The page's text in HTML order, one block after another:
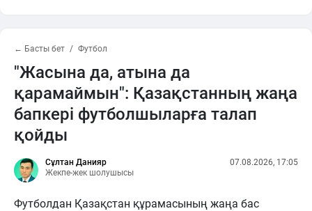
← Басты бет Футбол
"Жасына да, атына да
қарамаймын": Қазақстанның жаңа
бапкері футболшыларға талап
қойды
Сұлтан Данияр
Жекпе-жек шолушысы
07.08.2026, 17:05
Футболдан Қазақстан құрамасының жаңа бас